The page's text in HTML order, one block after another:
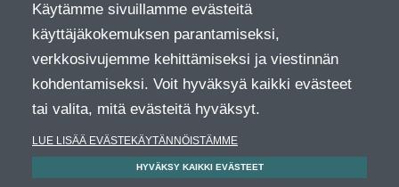
Käytämme sivuillamme evästeitä
käyttäjäkokemuksen parantamiseksi,
verkkosivujemme kehittämiseksi ja viestinnän
kohdentamiseksi. Voit hyväksyä kaikki evästeet
tai valita, mitä evästeitä hyväksyt.
LUE LISÄÄ EVÄSTEKÄYTÄNNÖISTÄMME
HYVÄKSY KAIKKI EVÄSTEET